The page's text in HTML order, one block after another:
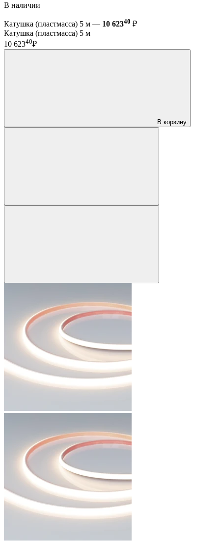
В наличии
Катушка (пластмасса) 5 м — 10 62340 ₽
Катушка (пластмасса) 5 м
10 62340₽
В корзину